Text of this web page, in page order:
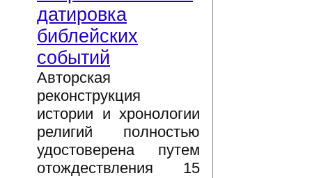
датировка
библейских
событий
Авторская
реконструкция
истории и хронологии
религий полностью
удостоверена путем
отождествления 15